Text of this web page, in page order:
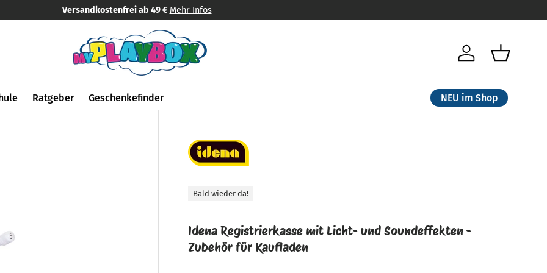
Versandkostenfrei ab 49 € Mehr Infos
Einloggen
Ratgeber Geschenkefinder NEU im Shop
Bald wieder da!
Idena Registrierkasse mit Licht- und Soundeffekten -
Zubehör für Kaufladen